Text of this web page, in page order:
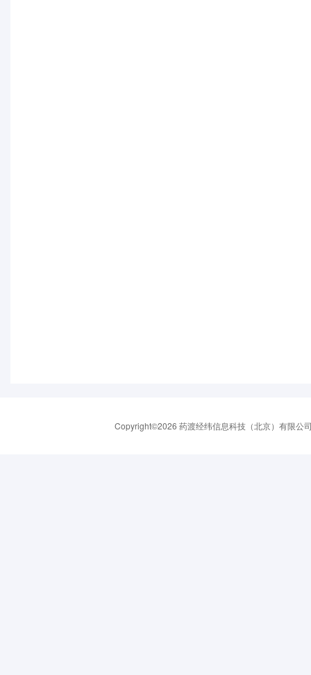
Copyright©2026 药渡经纬信息科技（北京）有限公